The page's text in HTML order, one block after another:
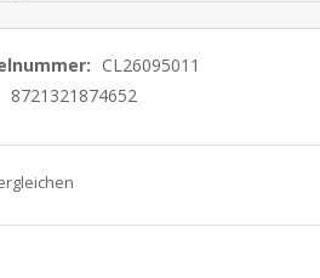
CL26095011
8721321874652